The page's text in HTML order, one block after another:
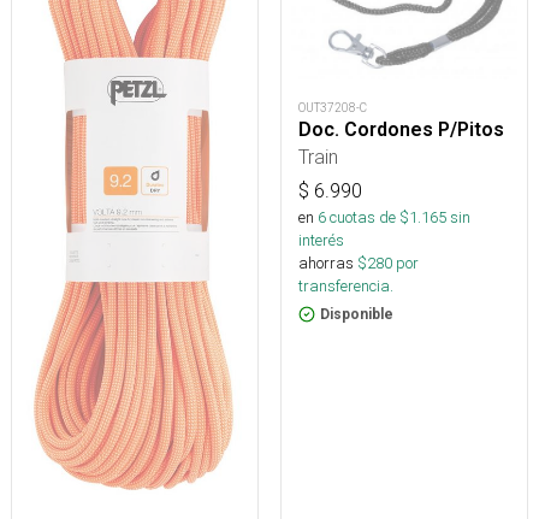
OUT37208-C
Doc. Cordones P/Pitos
Train
$ 6.990
en 6cuotas de $1.165sin
interés
ahorras $280 por
transferencia.
Disponible